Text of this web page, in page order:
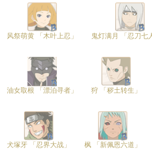
风祭萌黄 「木叶上忍」 鬼灯满月 「忍刀七
油女取根 「漂泊寻者」 狩 「秽土转生」
犬塚牙 「忍界大战」 枫 「新佩恩六道」